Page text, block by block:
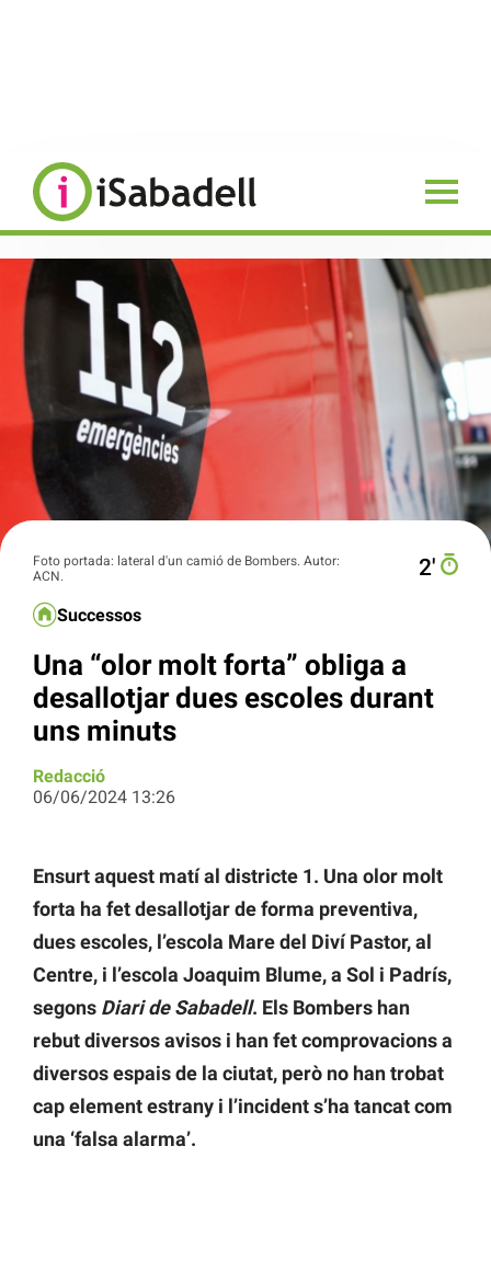
Foto portada: lateral d'un camió de Bombers. Autor:
ACN.
2′
Successos
Una “olor molt forta” obliga a
desallotjar dues escoles durant
uns minuts
Redacció
06/06/2024 13:26
Ensurt aquest matí al districte 1. Una olor molt
forta ha fet desallotjar de forma preventiva,
dues escoles, l’escola Mare del Diví Pastor, al
Centre, i l’escola Joaquim Blume, a Sol i Padrís,
segons Diari de Sabadell. Els Bombers han
rebut diversos avisos i han fet comprovacions a
diversos espais de la ciutat, però no han trobat
cap element estrany i l’incident s’ha tancat com
una ‘falsa alarma’.